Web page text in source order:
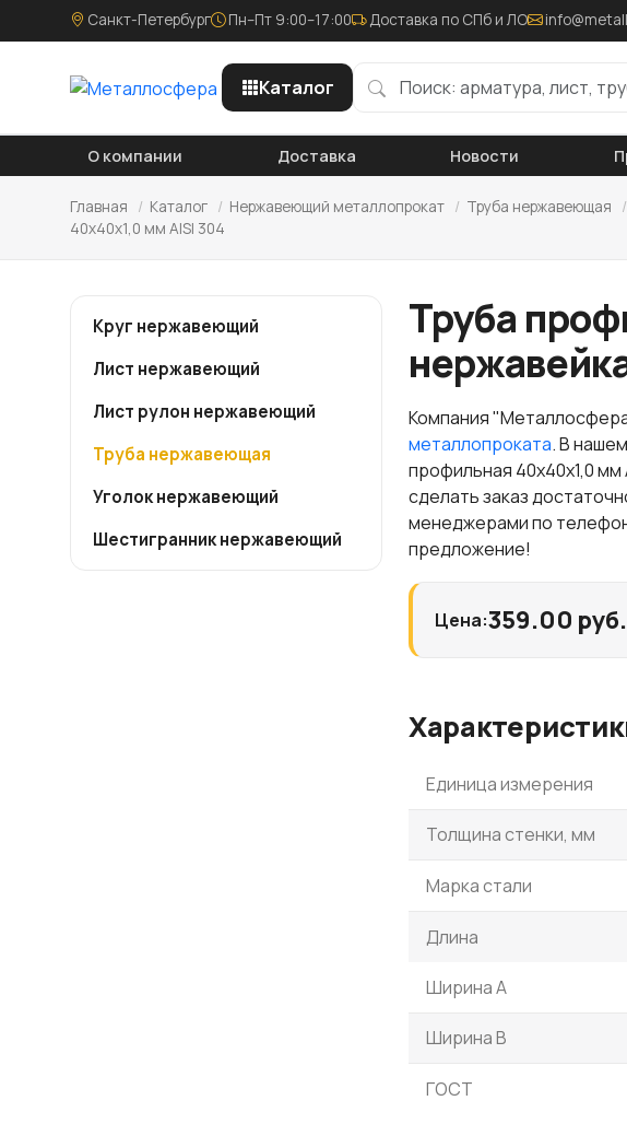
Санкт-Петербург Пн–Пт 9:00–17:00 Доставка по СПб и ЛО
Каталог
О компании Доставка Новости
Главная / Каталог / Нержавеющий металлопрокат / Труба нержавеющая /
40х40х1,0 мм AISI 304
Круг нержавеющий
Лист нержавеющий
Лист рулон нержавеющий
Труба нержавеющая
Уголок нержавеющий
Шестигранник нержавеющий
Труба
Компания
металлопроката. В
профильная 40х40х1,0
сделать заказ
менеджерами по
предложение!
Цена:359.00
Единица измерения
Толщина стенки, мм
Марка стали
Длина
Ширина A
Ширина B
ГОСТ